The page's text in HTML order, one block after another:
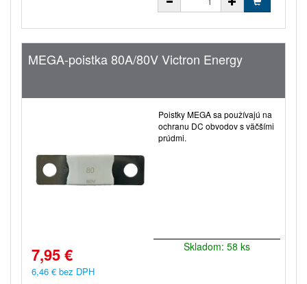
MEGA-poistka 80A/80V Victron Energy
Poistky MEGA sa používajú na
ochranu DC obvodov s väčšími
prúdmi.
7,95 €
6,46 € bez DPH
Skladom: 58 ks